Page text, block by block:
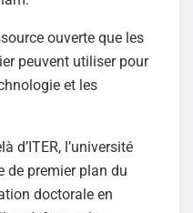
ouverte que les
peuvent utiliser pour
et les
d’ITER, l’université
de premier plan du
doctorale en